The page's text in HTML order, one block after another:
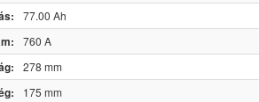
77.00 Ah
760 A
278 mm
175 mm